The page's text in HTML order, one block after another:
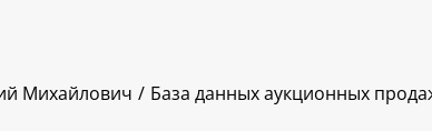
Михайлович База данных аукционных